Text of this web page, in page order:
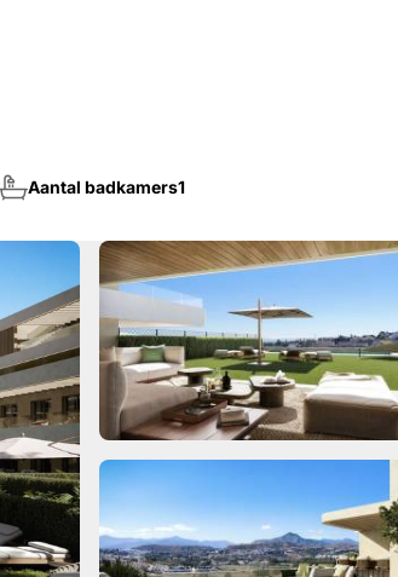
Aantal badkamers1